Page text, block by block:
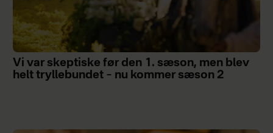
Vi var skeptiske før den 1. sæson, men blev
helt tryllebundet – nu kommer sæson 2